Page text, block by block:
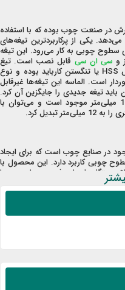
در صنعت چوب بوده که با استفاده
یکی از پرکاربردترین تیغه‌های
سطوح چوبی به کار می‌رود. این تیغه
و سی ان سی قابل نصب است. تیغ
فرز شیارزن دارای دو عدد تیغه مقاوم از جنس HSS یا تنگستن کارباید بوده و نوع
است. الماسه این تیغه‌ها غیرقابل
تیغه جدیدی را جایگزین آن کرد.
شیارزن در سه سایز 6، 8 و 12 میلی‌متر موجود است و می‌توان با
در صنایع چوب است که برای ایجاد
چوبی کاربرد دارد. این محصول با
دستگاه‌های اور فرز، سی ان سی را
زن چوب، انواع مختلفی از آن تولید و
از آن‌ها خواهیم پرداخت.
بوده و برای ایجاد شیارهای خطی
تمیز و دقیقی ایجاد می‌کند. همچنین
بدون بلبرینگ هستند.